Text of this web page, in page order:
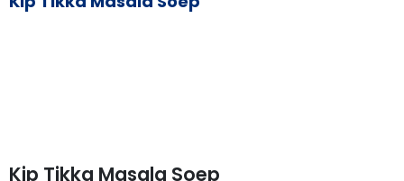
Kip Tikka Masala Soep